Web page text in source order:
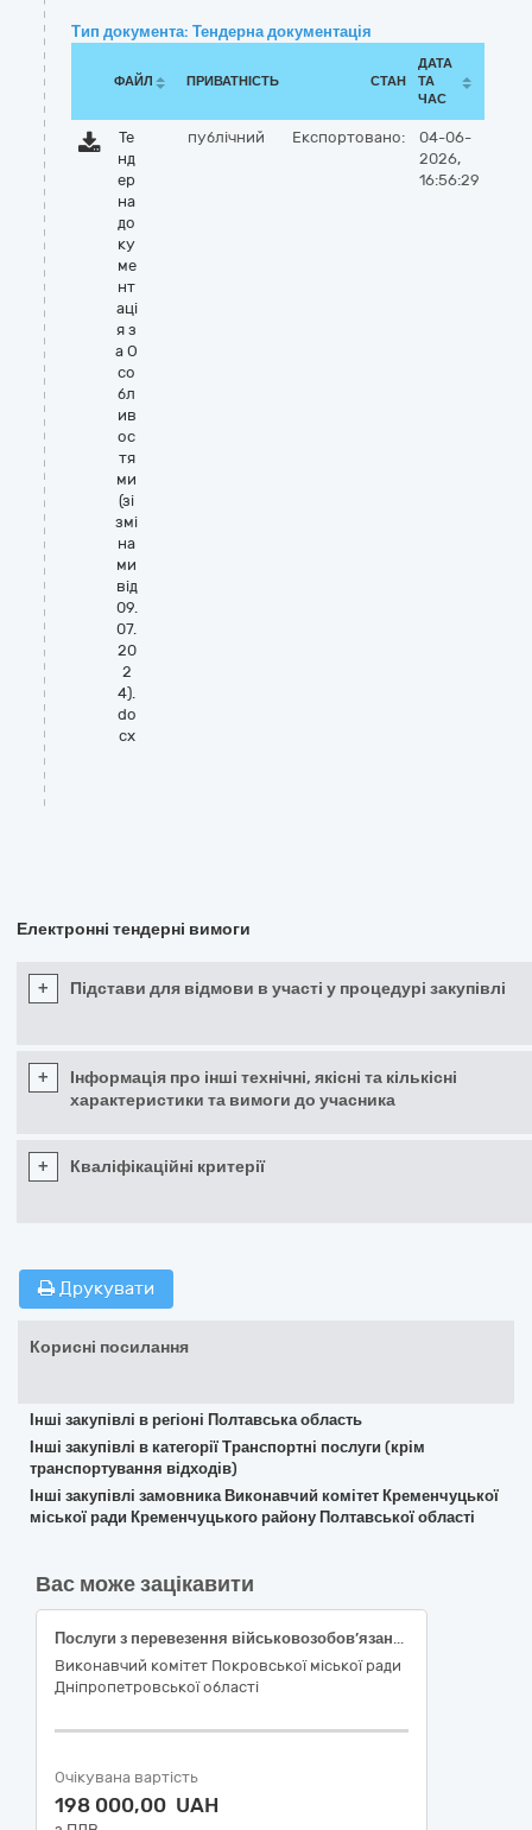
Тип документа: Тендерна документація
ФАЙЛ ПРИВАТНІСТЬ СТАН
ДАТА
ТА
ЧАС
Те
нд
ер
на
до
ку
ме
нт
аці
я з
а О
со
бл
ив
ос
тя
ми
(зі
змі
на
ми
від
09.
07.
20
2
4).
do
cx
публічний Експортовано:
04-06-
2026,
16:56:29
Електронні тендерні вимоги
+ Підстави для відмови в участі у процедурі закупівлі
+
Інформація про інші технічні, якісні та кількісні
характеристики та вимоги до учасника
+ Кваліфікаційні критерії
Друкувати
Корисні посилання
Інші закупівлі в регіоні Полтавська область
Інші закупівлі в категорії Транспортні послуги (крім
транспортування відходів)
Інші закупівлі замовника Виконавчий комітет Кременчуцької
міської ради Кременчуцького району Полтавської області
Вас може зацікавити
Послуги з перевезення військовозобов’язаних
Виконавчий комітет Покровської міської ради
Дніпропетровської області
Очікувана вартість
198 000,00 UAH